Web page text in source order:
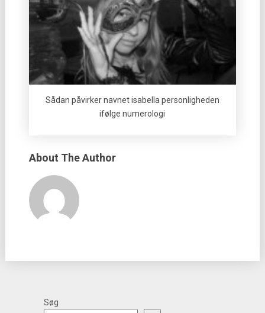
Sådan påvirker navnet isabella personligheden
ifølge numerologi
About The Author
Søg